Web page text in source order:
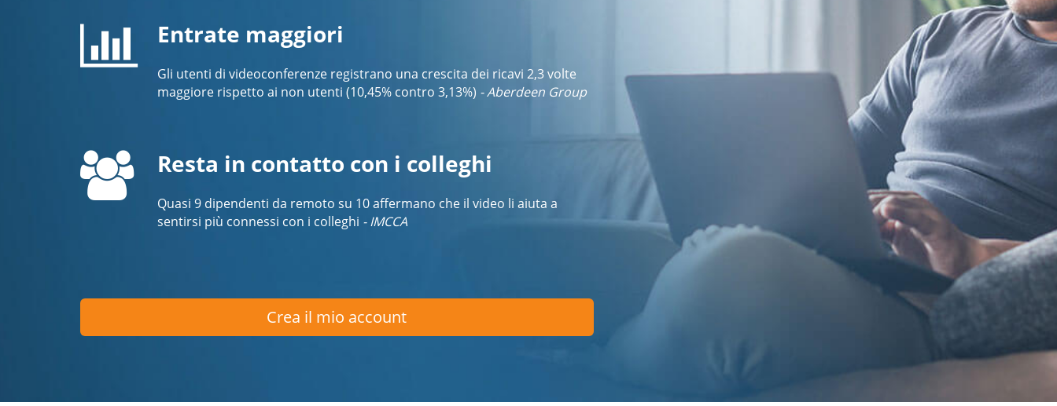
Entrate maggiori
Gli utenti di videoconferenze registrano una crescita dei ricavi 2,3 volte
maggiore rispetto ai non utenti (10,45% contro 3,13%) - Aberdeen Group
Resta in contatto con i colleghi
Quasi 9 dipendenti da remoto su 10 affermano che il video li aiuta a
sentirsi più connessi con i colleghi - IMCCA
Crea il mio account